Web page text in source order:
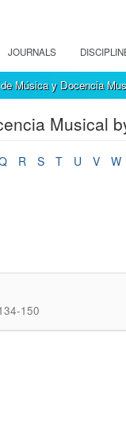
JOURNALS
Música y Docencia
Musical
R S T U V W
150